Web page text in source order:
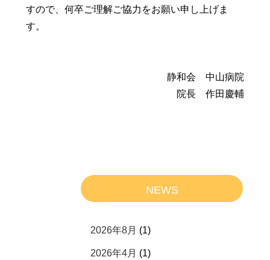
すので、何卒ご理解ご協力をお願い申し上げま
す。
静和会 中山病院
院長 作田慶輔
NEWS
2026年8月 (1)
2026年4月 (1)